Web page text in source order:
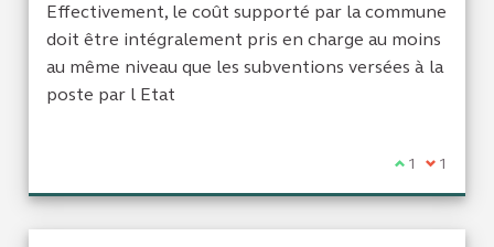
Effectivement, le coût supporté par la commune
doit être intégralement pris en charge au moins
au même niveau que les subventions versées à la
poste par l Etat
Je suis
1 Je ne
1